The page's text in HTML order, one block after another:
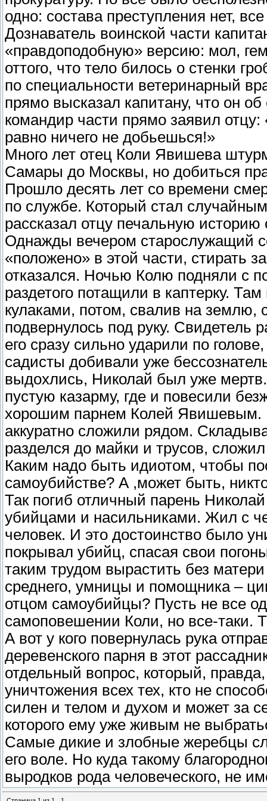
одно: состава преступления нет,
Дознаватель воинской части
«правдоподобную» версию: мол,
оттого, что тело билось о стенки
по специальности ветеринарный
прямо высказал капитану, что он
командир части прямо заявил
равно ничего не добьешься!»
Много лет отец Коли Явишева
Самары до Москвы, но добиться
Прошло десять лет со времени
по службе. Который стал
рассказал отцу печальную
Однажды вечером старослужащий
«положено» в этой части, стирать
отказался. Ночью Колю подняли с
раздетого потащили в каптерку.
кулаками, потом, свалив на землю,
подвернулось под руку. Свидетель
его сразу сильно ударили по
садисты добивали уже
выдохлись, Николай был уже
пустую казарму, где и повесили
хорошим парнем Колей Явишевым.
аккуратно сложили рядом.
разделся до майки и трусов,
Каким надо быть идиотом, чтобы
самоубийстве? А ,может быть,
Так погиб отличный парень
убийцами и насильниками. Жил с
человек. И это достоинство было
покрывал убийц, спасая свои
таким трудом вырастить без
среднего, умницы и помощника –
отцом самоубийцы? Пусть не все
самоповешении Коли, но все-таки.
А вот у кого повернулась рука
деревенского парня в этот
отдельный вопрос, который,
уничтожения всех тех, кто не
силен и телом и духом и может за
которого ему уже живым не
Самые дикие и злобные жеребцы
его воле. Но куда такому
выродков рода человеческого, не